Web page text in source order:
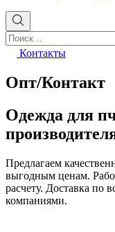
Найти:
Контакты
Опт/Контакт
Одежда для
Предлагаем
выгодным ценам.
расчету. Доставка по
компаниями.